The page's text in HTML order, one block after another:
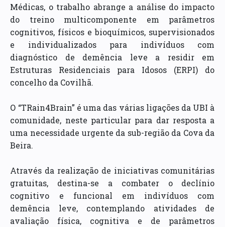
Médicas, o trabalho abrange a análise do impacto
do treino multicomponente em parâmetros
cognitivos, físicos e bioquímicos, supervisionados
e individualizados para indivíduos com
diagnóstico de demência leve a residir em
Estruturas Residenciais para Idosos (ERPI) do
concelho da Covilhã.
O “TRain4Brain” é uma das várias ligações da UBI à
comunidade, neste particular para dar resposta a
uma necessidade urgente da sub-região da Cova da
Beira.
Através da realização de iniciativas comunitárias
gratuitas, destina-se a combater o declínio
cognitivo e funcional em indivíduos com
demência leve, contemplando atividades de
avaliação física, cognitiva e de parâmetros